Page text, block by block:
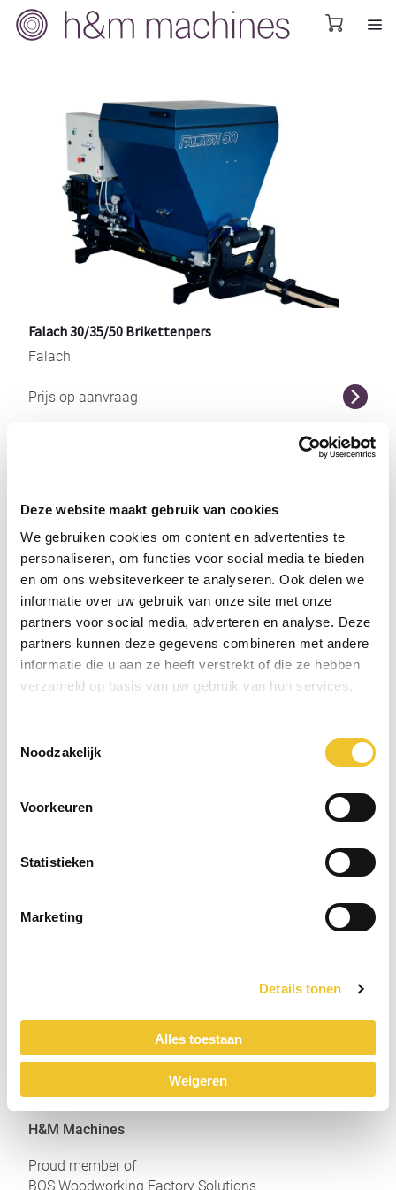
Deze website maakt gebruik van cookies
We gebruiken cookies om content en advertenties te
personaliseren, om functies voor social media te bieden
en om ons websiteverkeer te analyseren. Ook delen we
informatie over uw gebruik van onze site met onze
partners voor social media, adverteren en analyse. Deze
partners kunnen deze gegevens combineren met andere
informatie die u aan ze heeft verstrekt of die ze hebben
verzameld op basis van uw gebruik van hun services.
Noodzakelijk
Voorkeuren
Statistieken
Marketing
Details tonen
Alles toestaan
Weigeren
Falach 30/35/50 Brikettenpers
Falach
Prijs op aanvraag r
Hocker Polytechnik
Prijs op aanvraag r
Standaard machines
H&M Machines
Proud member of
BOS Woodworking Factory Solutions